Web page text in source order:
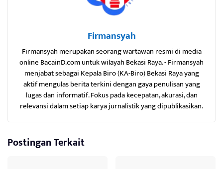
Firmansyah
Firmansyah merupakan seorang wartawan resmi di media
online BacainD.com untuk wilayah Bekasi Raya. - Firmansyah
menjabat sebagai Kepala Biro (KA-Biro) Bekasi Raya yang
aktif mengulas berita terkini dengan gaya penulisan yang
lugas dan informatif. Fokus pada kecepatan, akurasi, dan
relevansi dalam setiap karya jurnalistik yang dipublikasikan.
Postingan Terkait